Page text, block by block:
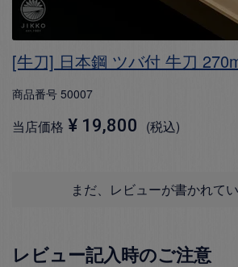
[牛刀] 日本鋼 ツバ付 牛刀
商品番号 50007
当店価格 ¥ 19,800 税込
まだ、レビューが書かれてい
レビュー記入時のご注意